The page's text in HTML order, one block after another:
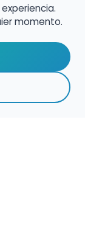
momento.